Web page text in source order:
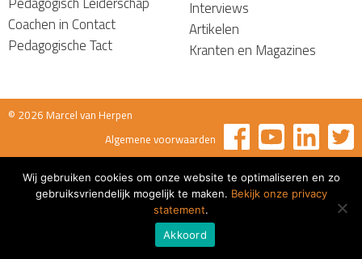
Coachen in Contact
Pedagogische Tact
Interviews
Artikelen
Kranten en Magazines
© 2026 Marcel van Herpen
Algemene voorwaarden
Wij gebruiken cookies om onze website te optimaliseren en zo
gebruiksvriendelijk mogelijk te maken. Bekijk onze privacy
statement.
Akkoord